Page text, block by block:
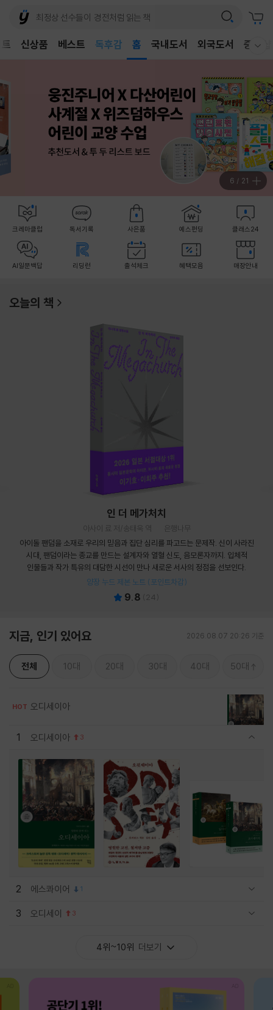
신상품 베스트
어린이
어린이
홈 국내도서 외국도서 중고샵
7 / 21
크레마클럽 독서기록 사은품 예스펀딩 클래스24
AI일문백답 리딩런 출석체크 혜택모음 매장안내
오늘의 책
인 더 메가처치
아사이 료 저/송태욱 역
은행나무
아이돌 팬덤을 소재로 우리의 믿음과 집단 심리를 파고드는 문제작. 신이 사라진
시대, 팬덤이라는 종교를 만드는 설계자와 열혈 신도, 음모론자까지. 입체적
인물들과 작가 특유의 대담한 시선이 만나 새로운 서사의 정점을 선보인다.
양장 누드 제본 노트 (포인트차감)
9.8 24
지금, 인기 있어요 2026.08.07 20:26 기준
전체 10대 20대 30대 40대 50대
HOT 오디세이아
1 오디세이아 3
2 에스콰이어 1
3 오디세이 3
4위~10위 더보기